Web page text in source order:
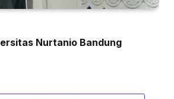
Nurtanio Bandung